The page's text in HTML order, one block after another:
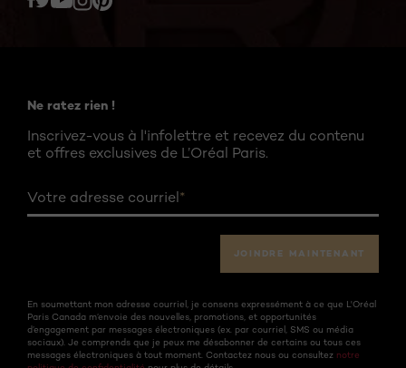
Facebook
Twitter
YouTube
Ne ratez rien !
Inscrivez-vous à l'infolettre et recevez du contenu
et offres exclusives de L’Oréal Paris.
Votre adresse courriel*
JOINDRE MAINTENANT
En soumettant mon adresse courriel, je consens expressément à ce que L'Oréal
Paris Canada m’envoie des nouvelles, promotions, et opportunités
d’engagement par messages électroniques (ex. par courriel, SMS ou média
sociaux). Je comprends que je peux me désabonner de certains ou tous ces
messages électroniques à tout moment. Contactez nous ou consultez notre